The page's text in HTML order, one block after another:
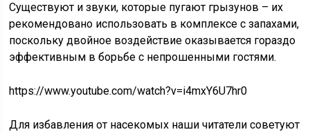
Существуют и звуки, которые пугают грызунов – их
рекомендовано использовать в комплексе с запахами,
поскольку двойное воздействие оказывается гораздо
эффективным в борьбе с непрошенными гостями.
https://www.youtube.com/watch?v=i4mxY6U7hr0
Для избавления от насекомых наши читатели советуют